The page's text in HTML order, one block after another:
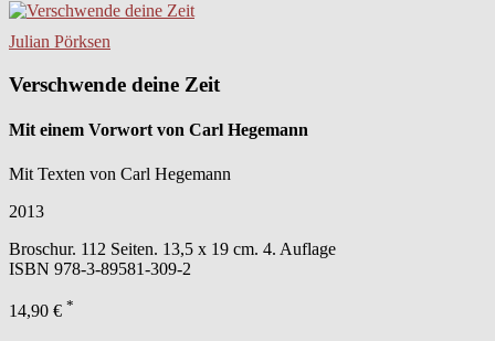
Julian Pörksen
Verschwende deine Zeit
Mit einem Vorwort von Carl Hegemann
Mit Texten von Carl Hegemann
2013
Broschur. 112 Seiten. 13,5 x 19 cm. 4. Auflage
ISBN 978-3-89581-309-2
14,90 € *